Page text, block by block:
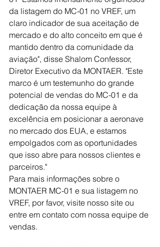
da listagem do MC-01 no VREF, um
claro indicador de sua aceitação de
mercado e do alto conceito em que é
mantido dentro da comunidade da
aviação", disse Shalom Confessor,
Diretor Executivo da MONTAER. "Este
marco é um testemunho do grande
potencial de vendas do MC-01 e da
dedicação da nossa equipe à
excelência em posicionar a aeronave
no mercado dos EUA, e estamos
empolgados com as oportunidades
que isso abre para nossos clientes e
parceiros."
Para mais informações sobre o
MONTAER MC-01 e sua listagem no
VREF, por favor, visite nosso site ou
entre em contato com nossa equipe de
vendas.